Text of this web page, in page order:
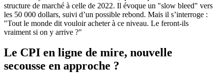
structure de marché à celle de 2022. Il évoque un "slow bleed" vers
les 50 000 dollars, suivi d’un possible rebond. Mais il s’interroge :
"Tout le monde dit vouloir acheter à ce niveau. Le feront-ils
vraiment si on y arrive ?"
Le CPI en ligne de mire, nouvelle
secousse en approche ?